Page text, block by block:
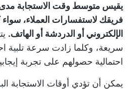
يقيس متوسط وقت الاستجابة
فريقك لاستفسارات العملاء، سواء
الإلكتروني أو الدردشة أو الهاتف.
سريعة، وكلما زادت سرعة تلبية
احتمالية حصولهم على تجربة
يمكن أن تؤدي أوقات الاستجابة